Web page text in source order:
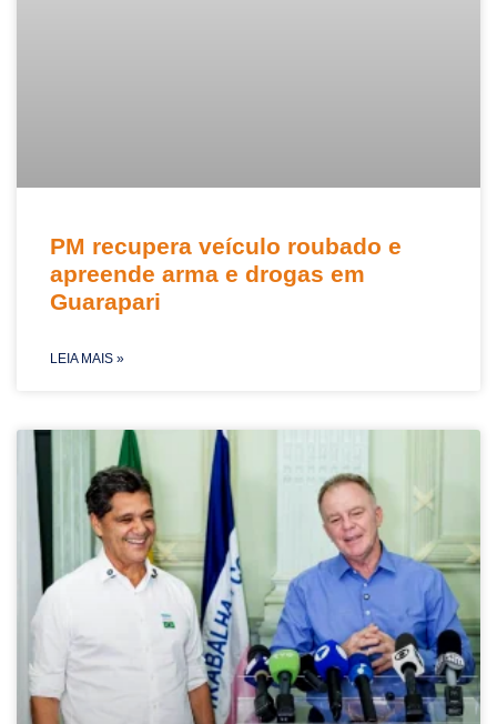
PM recupera veículo roubado e
apreende arma e drogas em
Guarapari
LEIA MAIS »